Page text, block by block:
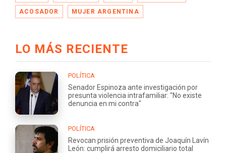
ACOSADOR MUJER ARGENTINA
LO MÁS RECIENTE
POLÍTICA
Senador Espinoza ante investigación por
presunta violencia intrafamiliar: "No existe
denuncia en mi contra"
POLÍTICA
Revocan prisión preventiva de Joaquín Lavín
León: cumplirá arresto domiciliario total